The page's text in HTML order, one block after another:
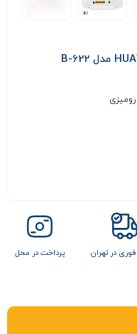
در تهران پرداخت در محل